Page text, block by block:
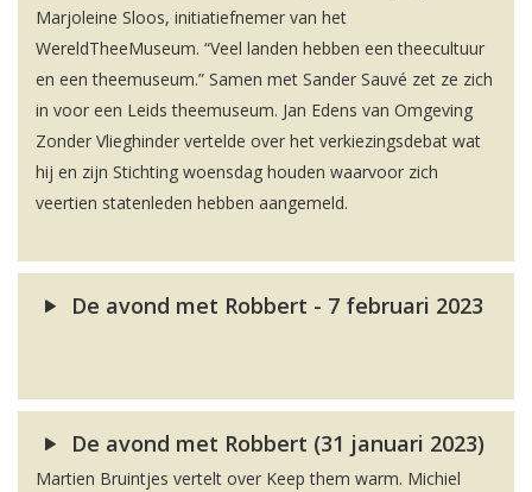
Marjoleine Sloos, initiatiefnemer van het
WereldTheeMuseum. “Veel landen hebben een theecultuur
en een theemuseum.” Samen met Sander Sauvé zet ze zich
in voor een Leids theemuseum. Jan Edens van Omgeving
Zonder Vlieghinder vertelde over het verkiezingsdebat wat
hij en zijn Stichting woensdag houden waarvoor zich
veertien statenleden hebben aangemeld.
De avond met Robbert - 7 februari 2023
De avond met Robbert (31 januari 2023)
Martien Bruintjes vertelt over Keep them warm. Michiel